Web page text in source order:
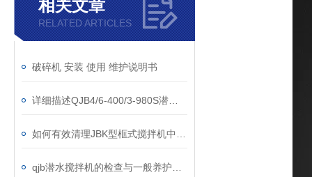
相关文章
RELATED ARTICLES
破碎机 安装 使用 维护说明书